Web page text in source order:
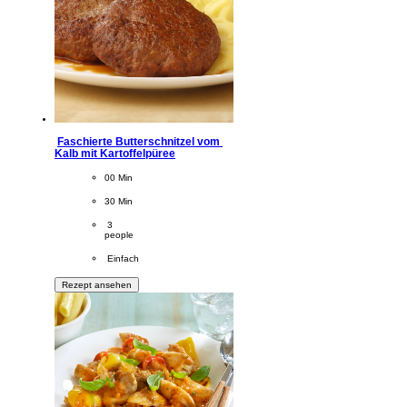
Faschierte Butterschnitzel vom
Kalb mit Kartoffelpüree
CookingTime
00 Min
PreparationTime
30 Min
Servings
3
people
Difficulty
Einfach
Rezept ansehen